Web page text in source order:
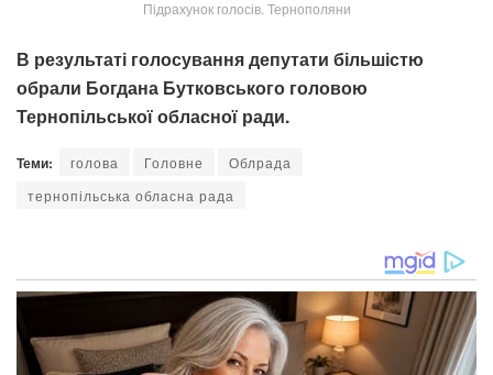
Підрахунок голосів. Тернополяни
В результаті голосування депутати більшістю
обрали Богдана Бутковського головою
Тернопільської обласної ради.
Теми: голова Головне
Облрада
тернопільська обласна рада